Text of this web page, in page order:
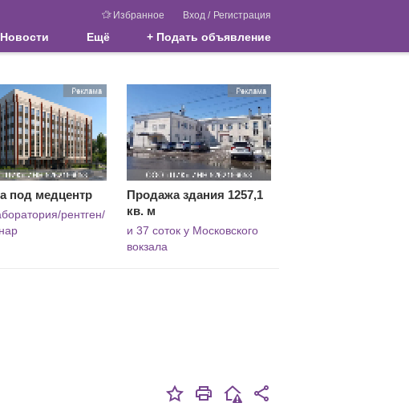
Избранное Вход / Регистрация
Новости Ещё + Подать объявление
под медцентр
рентген/
Продажа здания 1257,1
кв. м
и 37 соток у Московского
вокзала